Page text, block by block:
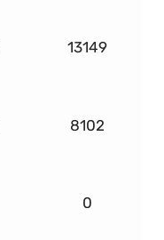
13149
8102
0